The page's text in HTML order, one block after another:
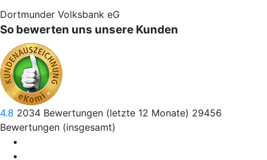
Dortmunder Volksbank eG
So bewerten uns unsere Kunden
4.8 2034 Bewertungen (letzte 12 Monate) 29456
Bewertungen (insgesamt)